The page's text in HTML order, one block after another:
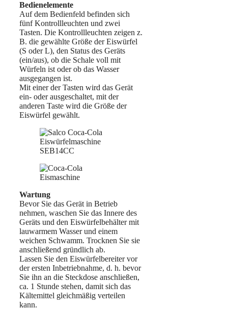
Bedienelemente
Auf dem Bedienfeld befinden sich
fünf Kontrollleuchten und zwei
Tasten. Die Kontrollleuchten zeigen z.
B. die gewählte Größe der Eiswürfel
(S oder L), den Status des Geräts
(ein/aus), ob die Schale voll mit
Würfeln ist oder ob das Wasser
ausgegangen ist.
Mit einer der Tasten wird das Gerät
ein- oder ausgeschaltet, mit der
anderen Taste wird die Größe der
Eiswürfel gewählt.
Wartung
Bevor Sie das Gerät in Betrieb
nehmen, waschen Sie das Innere des
Geräts und den Eiswürfelbehälter mit
lauwarmem Wasser und einem
weichen Schwamm. Trocknen Sie sie
anschließend gründlich ab.
Lassen Sie den Eiswürfelbereiter vor
der ersten Inbetriebnahme, d. h. bevor
Sie ihn an die Steckdose anschließen,
ca. 1 Stunde stehen, damit sich das
Kältemittel gleichmäßig verteilen
kann.